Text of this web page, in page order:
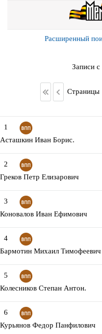
Расширенный
Записи
Страницы
1
Асташкин Иван Борис.
2
Греков Петр Елизарович
3
Коновалов Иван Ефимович
4
Бармотин Михаил Тимофеевич
5
Колесников Степан Антон.
6
Курьянов Федор Панфилович